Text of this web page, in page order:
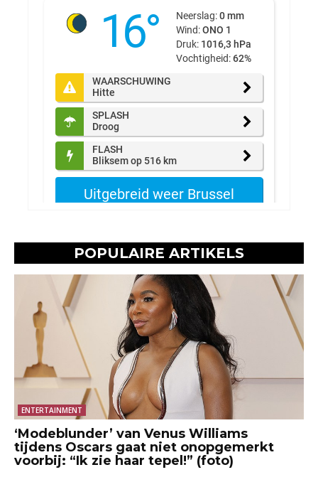
POPULAIRE ARTIKELS
ENTERTAINMENT
‘Modeblunder’ van Venus Williams
tijdens Oscars gaat niet onopgemerkt
voorbij: “Ik zie haar tepel!” (foto)